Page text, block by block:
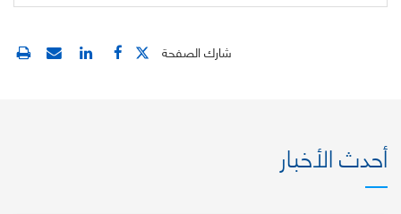
شارك الصفحة
أحدث الأخبار